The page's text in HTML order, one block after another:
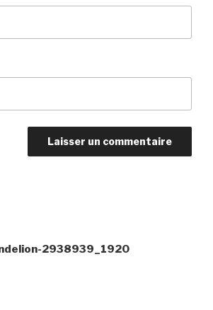
2938939_1920